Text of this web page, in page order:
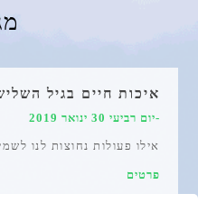
איכות חיים בגיל
-יום רביעי 30 ינואר 2019
אילו פעולות נחוצות לנו
פרטים